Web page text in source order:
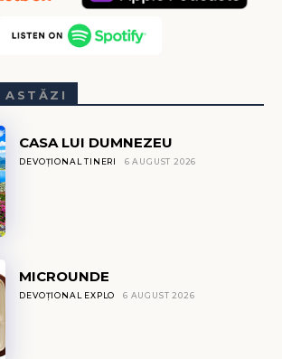
ASTĂZI
CASA LUI DUMNEZEU
DEVOȚIONAL TINERI 6 AUGUST 2026
MICROUNDE
DEVOȚIONAL EXPLO 6 AUGUST 2026